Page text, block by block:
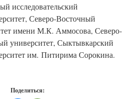
исследовательский
Северо-Восточный
имени М.К. Аммосова, Северо-
университет, Сыктывкарский
им. Питирима Сорокина.
Поделиться: